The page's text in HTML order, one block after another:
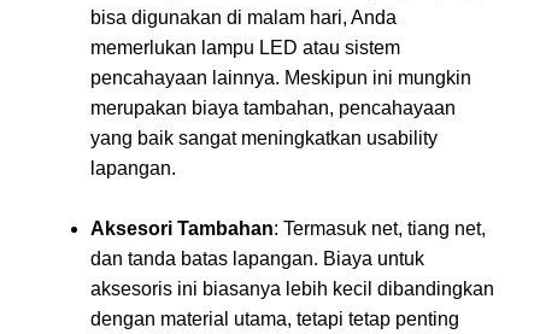
bisa digunakan di malam hari, Anda
memerlukan lampu LED atau sistem
pencahayaan lainnya. Meskipun ini mungkin
merupakan biaya tambahan, pencahayaan
yang baik sangat meningkatkan usability
lapangan.
Aksesori Tambahan: Termasuk net, tiang net,
dan tanda batas lapangan. Biaya untuk
aksesoris ini biasanya lebih kecil dibandingkan
dengan material utama, tetapi tetap penting